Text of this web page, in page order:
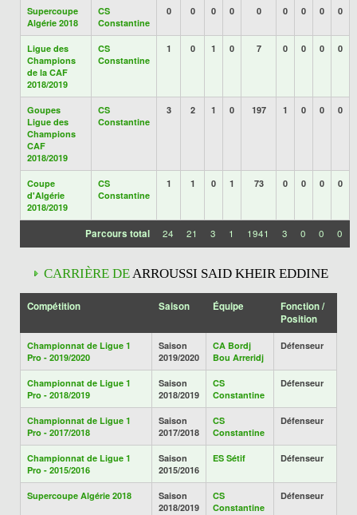
Supercoupe
Algérie 2018
CS
Constantine
0 0 0 0 0 0 0 0 0
Ligue des
Champions
de la CAF
2018/2019
CS
Constantine
1 0 1 0 7 0 0 0 0
Goupes
Ligue des
Champions
CAF
2018/2019
CS
Constantine
3 2 1 0 197 1 0 0 0
Coupe
d'Algérie
2018/2019
CS
Constantine
1 1 0 1 73 0 0 0 0
Parcours total 24 21 3 1 1941 3 0 0 0
CARRIÈRE DEARROUSSI SAID KHEIR EDDINE
Compétition Saison Équipe
Fonction /
Position
Championnat de Ligue 1
Pro - 2019/2020
Saison
2019/2020
CA Bordj
Bou Arreridj
Défenseur
Championnat de Ligue 1
Pro - 2018/2019
Saison
2018/2019
CS
Constantine
Défenseur
Championnat de Ligue 1
Pro - 2017/2018
Saison
2017/2018
CS
Constantine
Défenseur
Championnat de Ligue 1
Pro - 2015/2016
Saison
2015/2016
ES Sétif Défenseur
Supercoupe Algérie 2018
Saison
2018/2019
CS
Constantine
Défenseur